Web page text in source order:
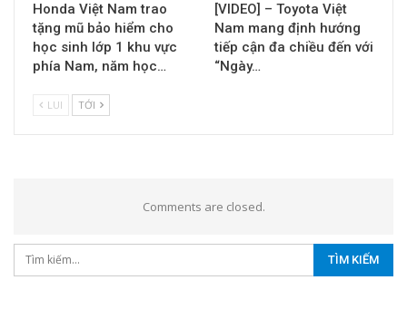
Honda Việt Nam trao
tặng mũ bảo hiểm cho
học sinh lớp 1 khu vực
phía Nam, năm học…
[VIDEO] – Toyota Việt
Nam mang định hướng
tiếp cận đa chiều đến với
“Ngày…
LUI TỚI
Comments are closed.